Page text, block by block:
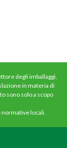
degli imballaggi,
in materia di
sono solo a scopo
normative locali.